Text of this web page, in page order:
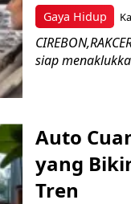
Gaya Hidup
siap
Auto
yang
Tren